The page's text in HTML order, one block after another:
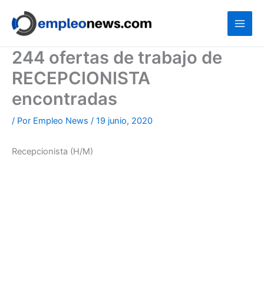
contenido
244 ofertas de trabajo de
RECEPCIONISTA
encontradas
/ Por Empleo News / 19 junio, 2020
Recepcionista (H/M)